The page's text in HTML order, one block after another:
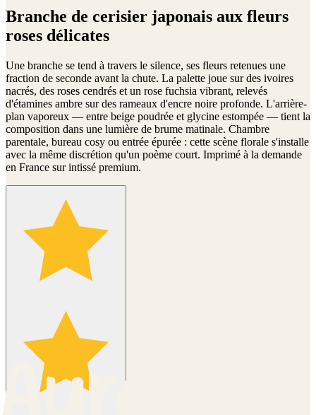
Branche de cerisier japonais aux fleurs
roses délicates
Une branche se tend à travers le silence, ses fleurs retenues une
fraction de seconde avant la chute. La palette joue sur des ivoires
nacrés, des roses cendrés et un rose fuchsia vibrant, relevés
d'étamines ambre sur des rameaux d'encre noire profonde. L'arrière-
plan vaporeux — entre beige poudrée et glycine estompée — tient la
composition dans une lumière de brume matinale. Chambre
parentale, bureau cosy ou entrée épurée : cette scène florale s'installe
avec la même discrétion qu'un poème court. Imprimé à la demande
en France sur intissé premium.